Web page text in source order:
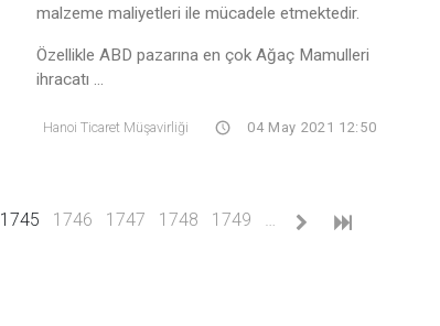
malzeme maliyetleri ile mücadele etmektedir.
Özellikle ABD pazarına en çok Ağaç Mamulleri
ihracatı ...
Hanoi Ticaret Müşavirliği 04 May 2021 12:50
1745 (current)
1746 1747 1748 1749